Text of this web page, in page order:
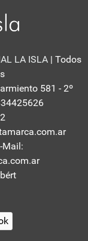
LA ISLA | Todos
581 - 2º
Mail: